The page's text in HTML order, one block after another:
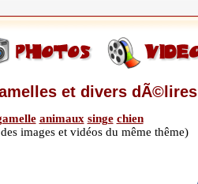
et divers dÃ©lires
animaux singe chien
images et vidéos du même thême)